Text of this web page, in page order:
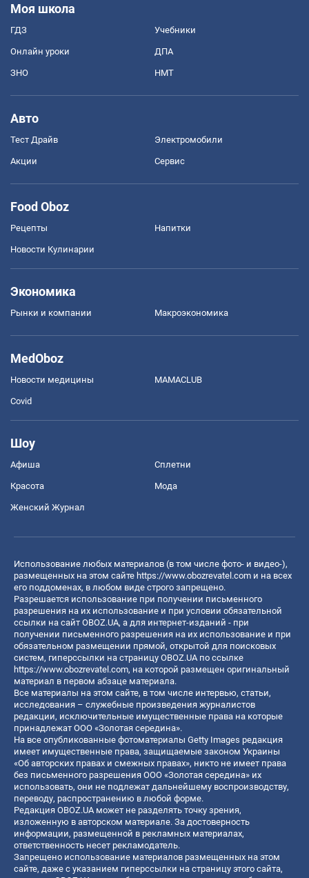
Моя школа
ГДЗ Учебники
Онлайн уроки ДПА
ЗНО НМТ
Авто
Тест Драйв Электромобили
Акции Сервис
Food Oboz
Рецепты Напитки
Новости Кулинарии
Экономика
Рынки и компании Mакроэкономика
MedOboz
Новости медицины MAMACLUB
Covid
Шоу
Афиша Сплетни
Красота Мода
Женский Журнал
Использование любых материалов (в том числе фото- и видео-),
размещенных на этом сайте https://www.obozrevatel.com и на всех
его поддоменах, в любом виде строго запрещено.
Разрешается использование при получении письменного
разрешения на их использование и при условии обязательной
ссылки на сайт OBOZ.UA, а для интернет-изданий - при
получении письменного разрешения на их использование и при
обязательном размещении прямой, открытой для поисковых
систем, гиперссылки на страницу OBOZ.UA по ссылке
https://www.obozrevatel.com, на которой размещен оригинальный
материал в первом абзаце материала.
Все материалы на этом сайте, в том числе интервью, статьи,
исследования – служебные произведения журналистов
редакции, исключительные имущественные права на которые
принадлежат ООО «Золотая середина».
На все опубликованные фотоматериалы Getty Images редакция
имеет имущественные права, защищаемые законом Украины
«Об авторских правах и смежных правах», никто не имеет права
без письменного разрешения ООО «Золотая середина» их
использовать, они не подлежат дальнейшему воспроизводству,
переводу, распространению в любой форме.
Редакция OBOZ.UA может не разделять точку зрения,
изложенную в авторском материале. За достоверность
информации, размещенной в рекламных материалах,
ответственность несет рекламодатель.
Запрещено использование материалов размещенных на этом
сайте, даже с указанием гиперссылки на страницу этого сайта,